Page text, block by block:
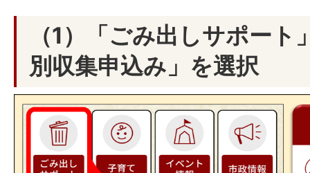
（1）「ごみ出しサポー
別収集申込み」を選択